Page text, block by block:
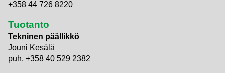
+358 44 726 8220
Tuotanto
Tekninen päällikkö
Jouni Kesälä
puh. +358 40 529 2382